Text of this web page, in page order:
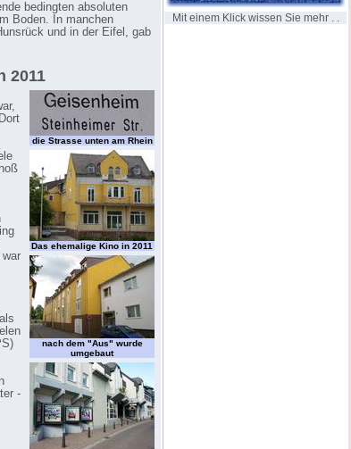
bedingten absoluten
Boden. In manchen
und in der Eifel, gab
2011
die Strasse unten am Rhein
Das ehemalige Kino in 2011
nach dem "Aus" wurde
umgebaut
-
Mit einem Klick wissen Sie mehr . .